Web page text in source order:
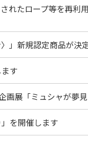
たロープ等を再利
」新規認定商品が決
す
展「ミュシャが夢
を開催します